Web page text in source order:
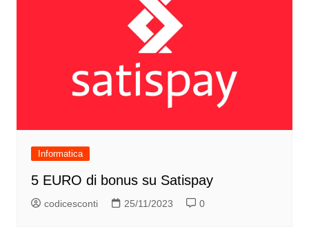
Informatica
5 EURO di bonus su Satispay
codicesconti 25/11/2023 0